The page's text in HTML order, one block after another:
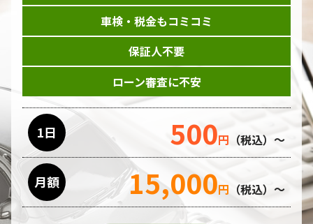
車検・税金もコミコミ
保証人不要
ローン審査に不安
1日 500円 （税込）～
月額 15,000円 （税込）～